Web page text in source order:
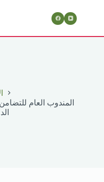
المندوب العام